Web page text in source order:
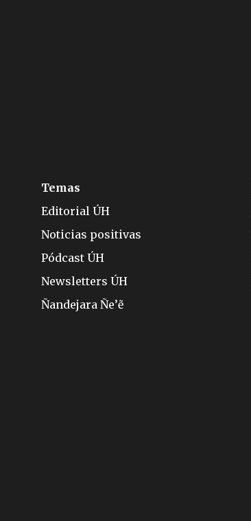
Temas
Editorial ÚH
Noticias positivas
Pódcast ÚH
Newsletters ÚH
Ñandejara Ñe’ẽ